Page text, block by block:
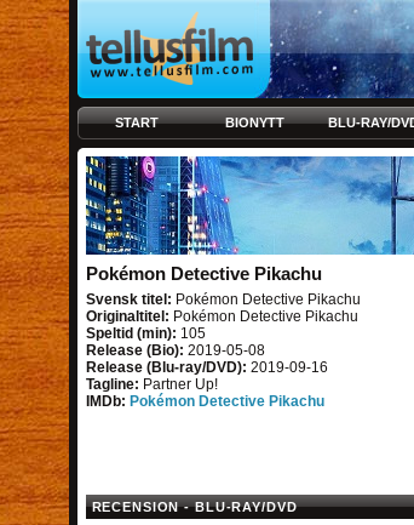
START BIONYTT BLU-RAY/
Pokémon Detective Pikachu
Svensk titel: Pokémon Detective Pikachu
Originaltitel: Pokémon Detective Pikachu
Speltid (min): 105
Release (Bio): 2019-05-08
Release (Blu-ray/DVD): 2019-09-16
Tagline: Partner Up!
IMDb: Pokémon Detective Pikachu
RECENSION - BLU-RAY/DVD